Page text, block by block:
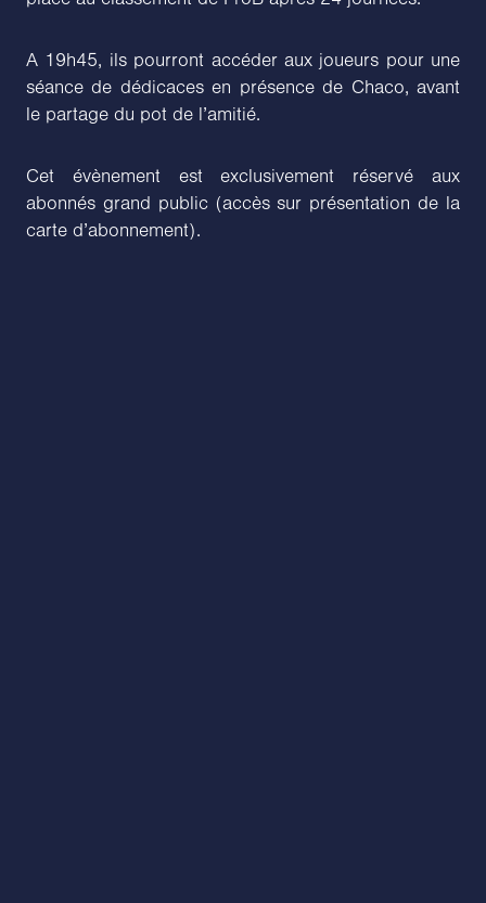
A 19h45, ils pourront accéder aux joueurs pour une
séance de dédicaces en présence de Chaco, avant
le partage du pot de l’amitié.
Cet évènement est exclusivement réservé aux
abonnés grand public (accès sur présentation de la
carte d’abonnement).